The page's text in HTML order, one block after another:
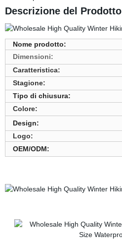
Descrizione del Prodotto
Nome prodotto:
Dimensioni:
Caratteristica:
Stagione:
Tipo di chiusura:
Colore:
Design:
Logo:
OEM/ODM: